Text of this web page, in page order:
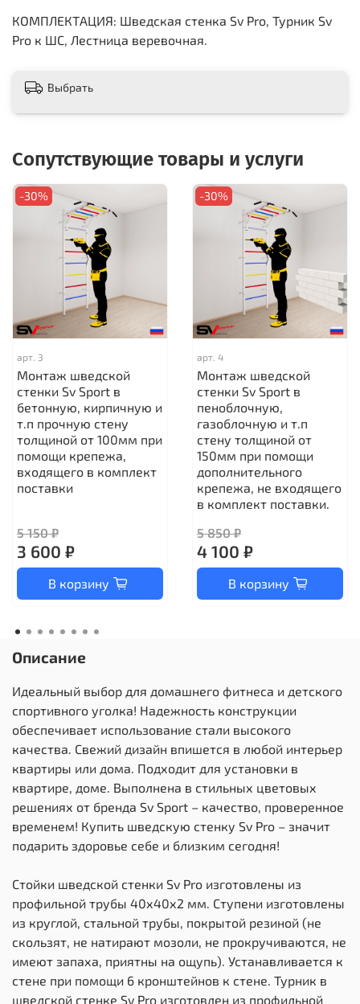
КОМПЛЕКТАЦИЯ: Шведская стенка Sv Pro, Турник Sv
Pro к ШС, Лестница веревочная.
Выбрать
Сопутствующие товары и услуги
-30%
арт. 3
Монтаж шведской
стенки Sv Sport в
бетонную, кирпичную и
т.п прочную стену
толщиной от 100мм при
помощи крепежа,
входящего в комплект
поставки
5 150 ₽
3 600 ₽
В корзину
-30%
арт. 4
Монтаж шведской
стенки Sv Sport в
пеноблочную,
газоблочную и т.п
стену толщиной от
150мм при помощи
дополнительного
крепежа, не входящего
в комплект поставки.
5 850 ₽
4 100 ₽
В корзину
Описание
Идеальный выбор для домашнего фитнеса и детского
спортивного уголка! Надежность конструкции
обеспечивает использование стали высокого
качества. Свежий дизайн впишется в любой интерьер
квартиры или дома. Подходит для установки в
квартире, доме. Выполнена в стильных цветовых
решениях от бренда Sv Sport – качество, проверенное
временем! Купить шведскую стенку Sv Pro – значит
подарить здоровье себе и близким сегодня!
Стойки шведской стенки Sv Pro изготовлены из
профильной трубы 40х40х2 мм. Ступени изготовлены
из круглой, стальной трубы, покрытой резиной (не
скользят, не натирают мозоли, не прокручиваются, не
имеют запаха, приятны на ощупь). Устанавливается к
стене при помощи 6 кронштейнов к стене. Турник в
шведской стенке Sv Pro изготовлен из профильной